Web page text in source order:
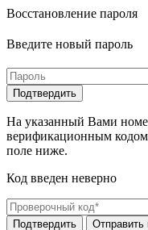
Восстановление пароля
Введите новый пароль
На указанный Вами
верификационным
поле ниже.
Код введен неверно